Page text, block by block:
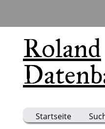
Roland
Startseite